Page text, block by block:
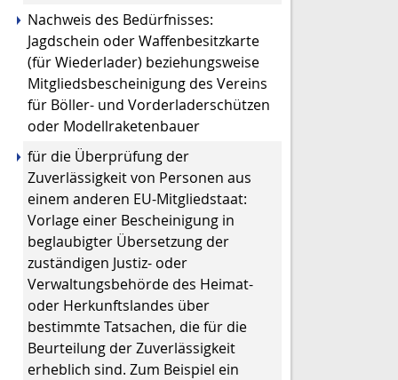
Nachweis des Bedürfnisses:
Jagdschein oder Waffenbesitzkarte
(für Wiederlader) beziehungsweise
Mitgliedsbescheinigung des Vereins
für Böller- und Vorderladerschützen
oder Modellraketenbauer
für die Überprüfung der
Zuverlässigkeit von Personen aus
einem anderen EU-Mitgliedstaat:
Vorlage einer Bescheinigung in
beglaubigter Übersetzung der
zuständigen Justiz- oder
Verwaltungsbehörde des Heimat-
oder Herkunftslandes über
bestimmte Tatsachen, die für die
Beurteilung der Zuverlässigkeit
erheblich sind. Zum Beispiel ein